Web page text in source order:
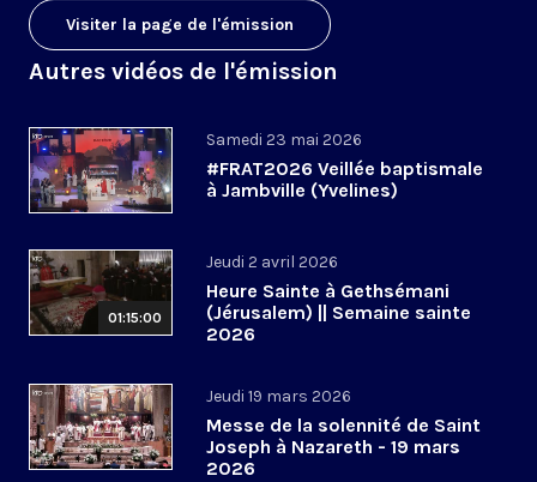
Visiter la page de l'émission
Autres vidéos de l'émission
Samedi 23 mai 2026
#FRAT2026 Veillée baptismale
à Jambville (Yvelines)
01:15:00
Jeudi 2 avril 2026
Heure Sainte à Gethsémani
(Jérusalem) || Semaine sainte
2026
Jeudi 19 mars 2026
Messe de la solennité de Saint
Joseph à Nazareth - 19 mars
2026